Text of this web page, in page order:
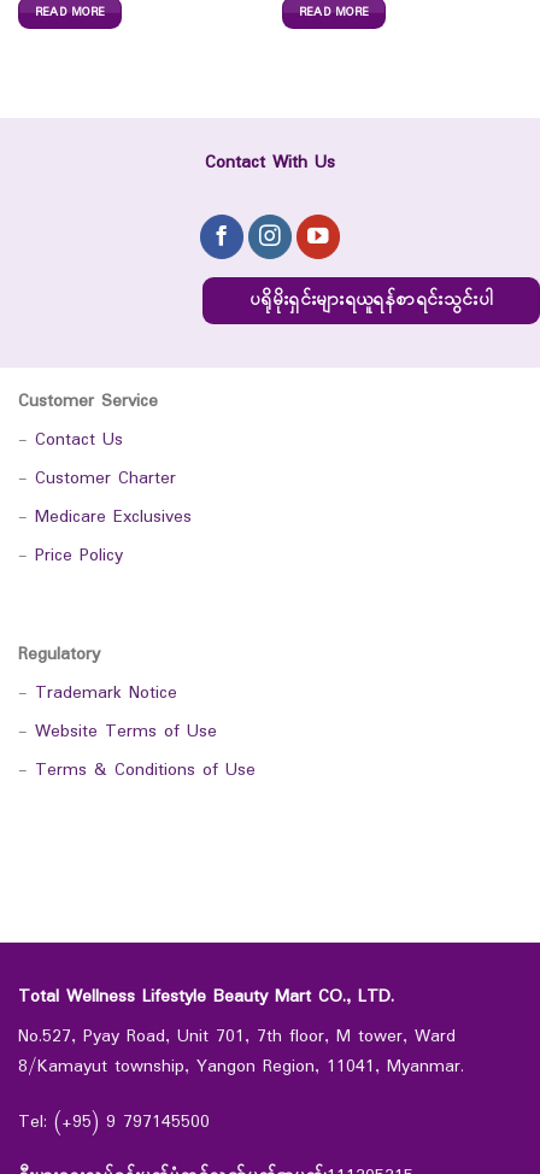
READ MORE READ MORE
Contact With Us
ပရိုမိုးရှင်းများရယူရန်စာရင်းသွင်းပါ
Customer Service
- Contact Us
- Customer Charter
- Medicare Exclusives
- Price Policy
Regulatory
- Trademark Notice
- Website Terms of Use
- Terms & Conditions of Use
Total Wellness Lifestyle Beauty Mart CO., LTD.
No.527, Pyay Road, Unit 701, 7th floor, M tower, Ward
8/Kamayut township, Yangon Region, 11041, Myanmar.
Tel: (+95) 9 797145500